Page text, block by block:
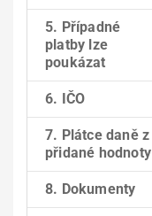
5. Případné
platby lze
poukázat
6. IČO
7. Plátce daně z
přidané hodnoty
8. Dokumenty